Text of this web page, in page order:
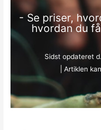
- Se priser,
hvordan du
Sidst opdateret d.
| Artiklen